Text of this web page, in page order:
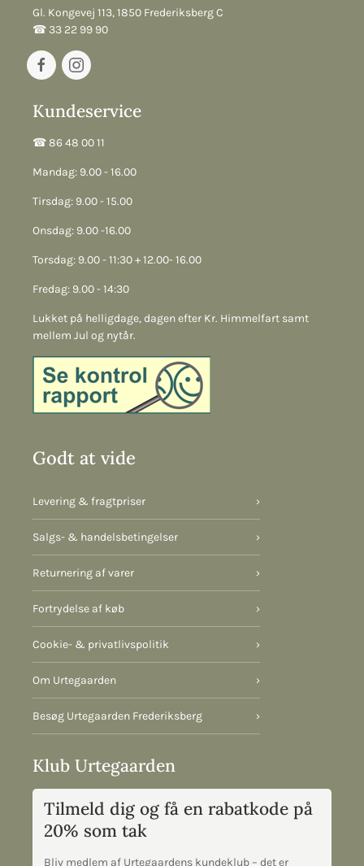
Gl. Kongevej 113, 1850 Frederiksberg C
☎︎ 33 22 99 90
Kundeservice
☎︎ 86 48 00 11
Mandag: 9.00 - 16.00
Tirsdag: 9.00 - 15.00
Onsdag: 9.00 -16.00
Torsdag: 9.00 - 11:30 + 12.00- 16.00
Fredag: 9.00 - 14:30
Lukket på helligdage, dagen efter Kr. Himmelfart samt
mellem Jul og nytår.
Godt at vide
Levering & fragtpriser ›
Salgs- & handelsbetingelser ›
Returnering af varer ›
Fortrydelse af køb ›
Cookie- & privatlivspolitik ›
Om Urtegaarden ›
Besøg Urtegaarden Frederiksberg ›
Klub Urtegaarden
Tilmeld dig og få en rabatkode på
20% som tak
Bliv medlem af Urtegaardens kundeklub – det er